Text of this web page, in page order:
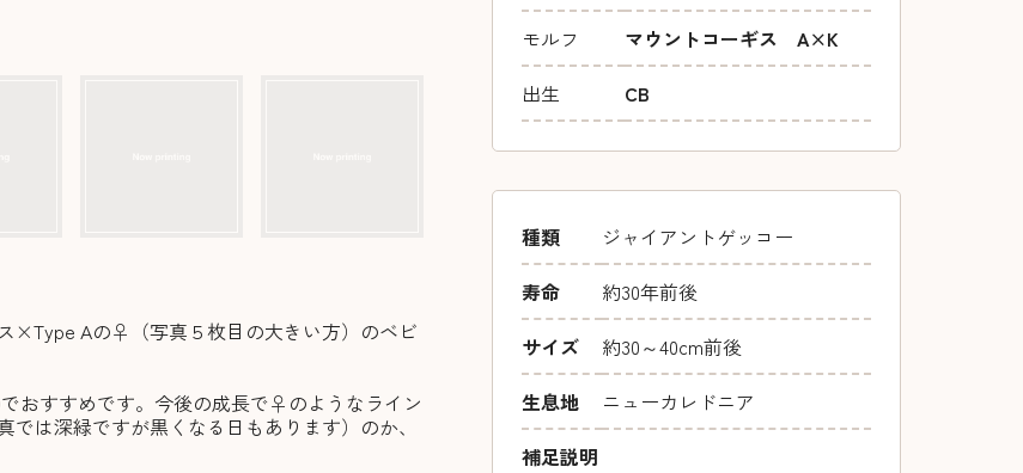
×Type Aの♀（写真５枚目の大きい方）のベビ
おすすめです。今後の成長で♀のようなライン
は深緑ですが黒くなる日もあります）のか、
モルフ
マウントコーギス A×K
出生
CB
種類
ジャイアントゲッコー
寿命
約30年前後
サイズ
約30～40cm前後
生息地
ニューカレドニア
補足説明